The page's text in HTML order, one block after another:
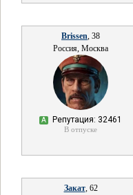
Brissen, 38
Россия, Москва
А Репутация: 32461
В отпуске
Закат, 62